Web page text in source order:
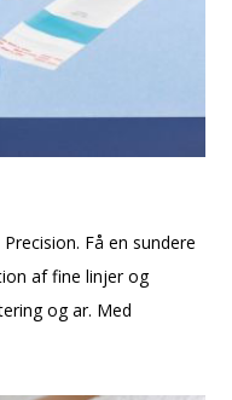
Få en sundere
af fine linjer og
og ar. Med